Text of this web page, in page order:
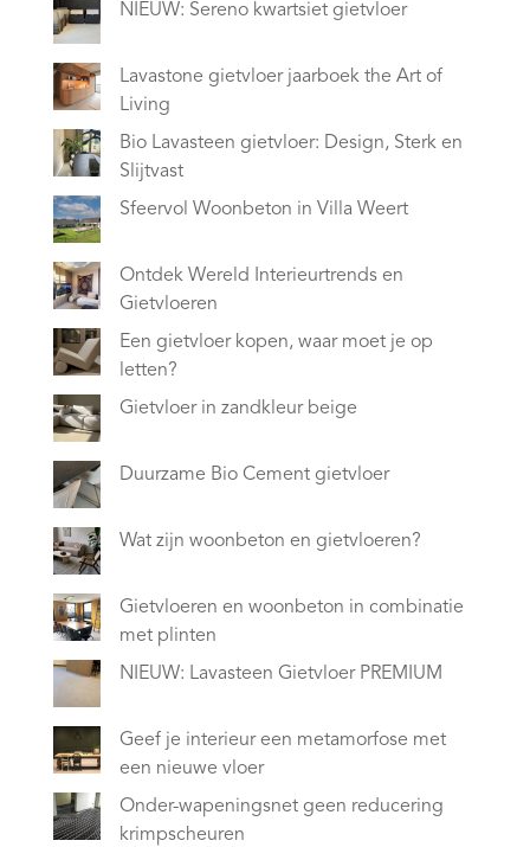
NIEUW: Sereno kwartsiet gietvloer
Lavastone gietvloer jaarboek the Art of
Living
Bio Lavasteen gietvloer: Design, Sterk en
Slijtvast
Sfeervol Woonbeton in Villa Weert
Ontdek Wereld Interieurtrends en
Gietvloeren
Een gietvloer kopen, waar moet je op
letten?
Gietvloer in zandkleur beige
Duurzame Bio Cement gietvloer
Wat zijn woonbeton en gietvloeren?
Gietvloeren en woonbeton in combinatie
met plinten
NIEUW: Lavasteen Gietvloer PREMIUM
Geef je interieur een metamorfose met
een nieuwe vloer
Onder-wapeningsnet geen reducering
krimpscheuren